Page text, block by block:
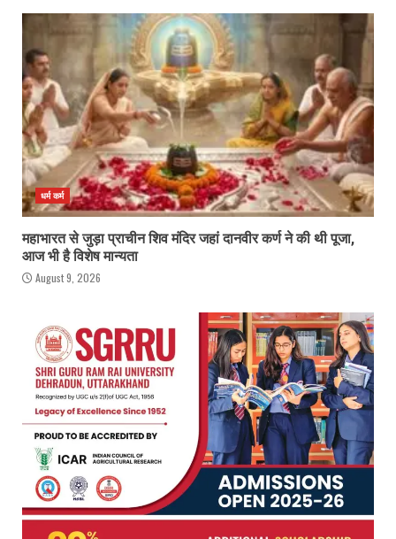
धर्म कर्म
महाभारत से जुड़ा प्राचीन शिव मंदिर जहां दानवीर कर्ण ने की थी पूजा,
आज भी है विशेष मान्यता
August 9, 2026